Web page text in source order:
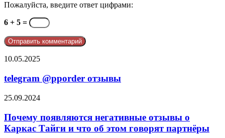
Пожалуйста, введите ответ цифрами:
6 + 5 =
telegram
отзывы
10.05.2025
telegram @pporder отзывы
Почему
негативные
отзывы
о
25.09.2024
Почему появляются негативные отзывы о
Каркас Тайги и что об этом говорят партнёры